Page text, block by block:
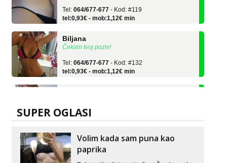
tel:0,93€ - mob:1,12€ min
Čekam tvoj poziv!
tel:0,93€ - mob:1,12€ min
tel:0,93€ - mob:1,12€ min
Žana
Čekam tvoj poziv!
Tel:
SUPER OGLASI
Volim kada sam puna kao
paprika